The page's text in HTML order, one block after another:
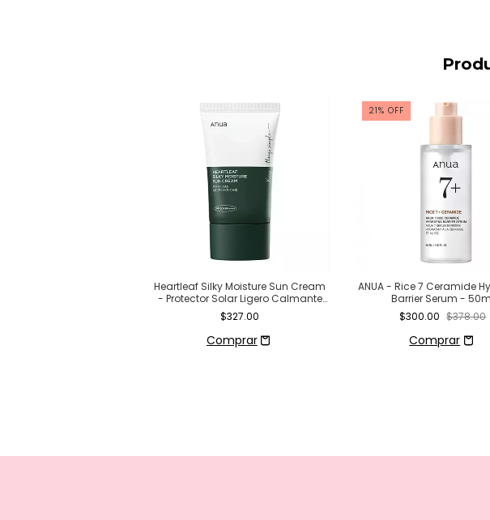
Heartleaf Silky Moisture Sun Cream
- Protector Solar Ligero Calmante
Anua
$327.00
21% OFF
ANUA - Rice 7 Ceramide
Barrier Serum -
$300.00 $378.00